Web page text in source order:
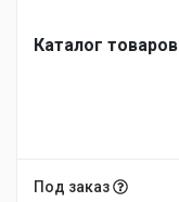
Каталог товаров
Под заказ